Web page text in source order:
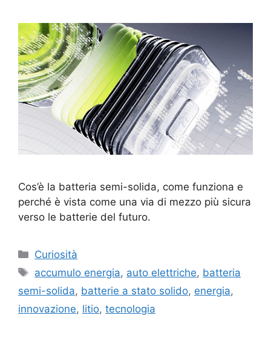
Cos’è la batteria semi-solida, come funziona e
perché è vista come una via di mezzo più sicura
verso le batterie del futuro.
Categorie
Curiosità
Tag
accumulo energia, auto elettriche, batteria
semi-solida, batterie a stato solido, energia,
innovazione, litio, tecnologia